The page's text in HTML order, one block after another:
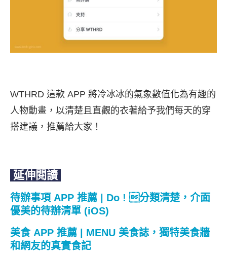
WTHRD 這款 APP 將冷冰冰的氣象數值化為有趣的
人物動畫，以清楚且直觀的衣著給予我們每天的穿
搭建議，推薦給大家！
延伸閱讀
待辦事項 APP 推薦 | Do ! 分類清楚，介面
優美的待辦清單 (iOS)
美食 APP 推薦 | MENU 美食誌，獨特美食牆
和網友的真實食記